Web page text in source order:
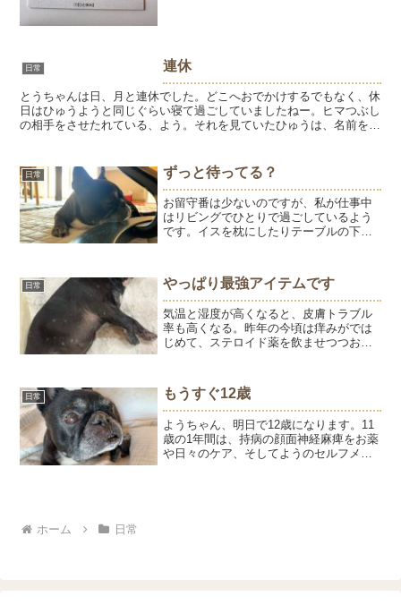
日常 連休
とうちゃんは日、月と連休でした。どこへおでかけするでもなく、休
日はひゅうようと同じぐらい寝て過ごしていましたねー。ヒマつぶし
の相手をさせたれている、よう。それを見ていたひゅうは、名前を呼
日常 ずっと待ってる？
お留守番は少ないのですが、私が仕事中
はリビングでひとりで過ごしているよう
です。イスを枕にしたりテーブルの下で
と、こんな感じで待ってます。戻ってく
る気配を感じて待っているの...
日常 やっぱり最強アイテムです
気温と湿度が高くなると、皮膚トラブル
率も高くなる。昨年の今頃は痒みがでは
じめて、ステロイド薬を飲ませつつおう
よい状態です。それでも季節の変わり目
の3月は、膿皮症で水玉...
日常 もうすぐ12歳
ようちゃん、明日で12歳になります。11
歳の1年間は、持病の顔面神経麻痺をお薬
や日々のケア、そしてようのセルフメン
ホーム
日常